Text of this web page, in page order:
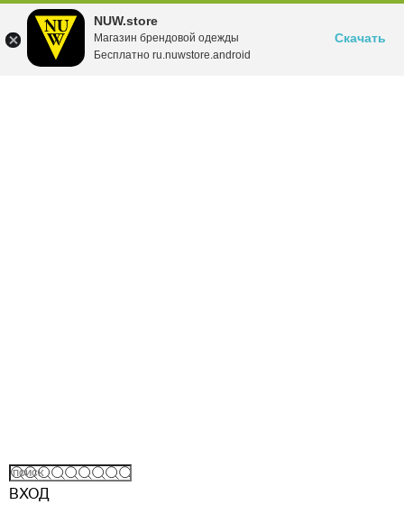
NUW.store
Магазин брендовой одежды
Бесплатно ru.nuwstore.android
Скачать
ВХОД